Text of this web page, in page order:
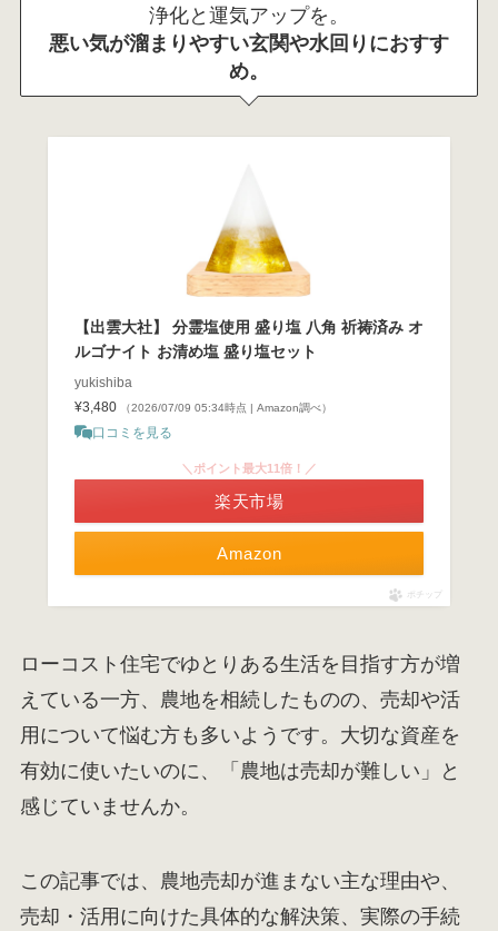
浄化と運気アップを。
悪い気が溜まりやすい玄関や水回りにおすす
め。
【出雲大社】 分霊塩使用 盛り塩 八角 祈祷済み オ
ルゴナイト お清め塩 盛り塩セット
yukishiba
¥3,480
（2026/07/09 05:34時点 | Amazon調べ）
口コミを見る
Amazon
＼ポイント最大11倍！／
楽天市場
ポチップ
ローコスト住宅でゆとりある生活を目指す方が増
えている一方、農地を相続したものの、売却や活
用について悩む方も多いようです。大切な資産を
有効に使いたいのに、「農地は売却が難しい」と
感じていませんか。
この記事では、農地売却が進まない主な理由や、
売却・活用に向けた具体的な解決策、実際の手続